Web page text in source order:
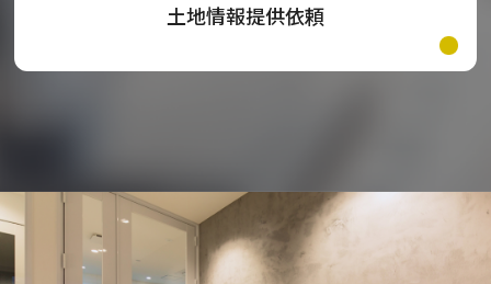
土地情報提供依頼